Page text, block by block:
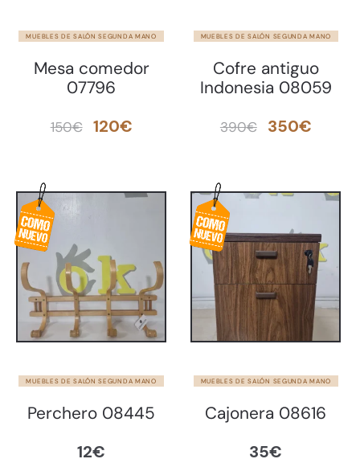
MUEBLES DE SALÓN SEGUNDA MANO
Mesa comedor
07796
150€
El
120€El
es:
MUEBLES DE SALÓN SEGUNDA MANO
Cofre antiguo
Indonesia 08059
390€
El
era:
390€.
350€El
es:
350€.
MUEBLES DE SALÓN SEGUNDA MANO
Perchero 08445
12€
MUEBLES DE SALÓN SEGUNDA MANO
Cajonera 08616
35€